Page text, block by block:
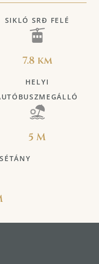
SIKLÓ SRĐ FELÉ
7.8 km
HELYI
5 M